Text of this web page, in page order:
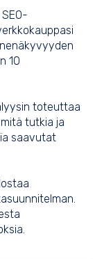
10
toteuttaa
tutkia ja
saavutat